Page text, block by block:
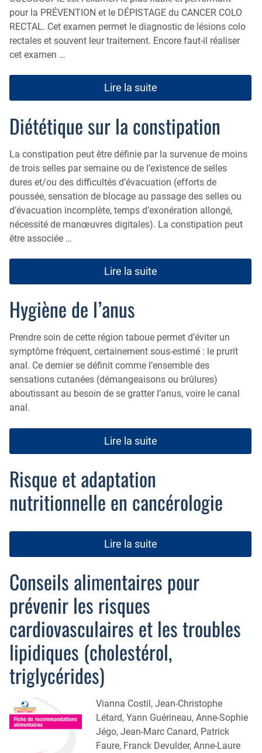
pour la PRÉVENTION et le DÉPISTAGE du CANCER COLO
RECTAL. Cet examen permet le diagnostic de lésions colo
rectales et souvent leur traitement. Encore faut-il réaliser
cet examen …
Lire la suite
Diététique sur la constipation
La constipation peut être définie par la survenue de moins
de trois selles par semaine ou de l’existence de selles
dures et/ou des difficultés d’évacuation (efforts de
poussée, sensation de blocage au passage des selles ou
d’évacuation incomplète, temps d’exonération allongé,
nécessité de manœuvres digitales). La constipation peut
être associée …
Lire la suite
Hygiène de l’anus
Prendre soin de cette région taboue permet d’éviter un
symptôme fréquent, certainement sous-estimé : le prurit
anal. Ce dernier se définit comme l’ensemble des
sensations cutanées (démangeaisons ou brûlures)
aboutissant au besoin de se gratter l’anus, voire le canal
anal.
Lire la suite
Risque et adaptation
nutritionnelle en cancérologie
Lire la suite
Conseils alimentaires pour
prévenir les risques
cardiovasculaires et les troubles
lipidiques (cholestérol,
triglycérides)
Vianna Costil, Jean-Christophe
Létard, Yann Guérineau, Anne-Sophie
Jégo, Jean-Marc Canard, Patrick
Faure, Franck Devulder, Anne-Laure